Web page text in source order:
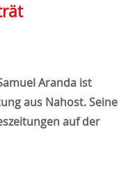
Aranda ist
aus Nahost. Seine
auf der